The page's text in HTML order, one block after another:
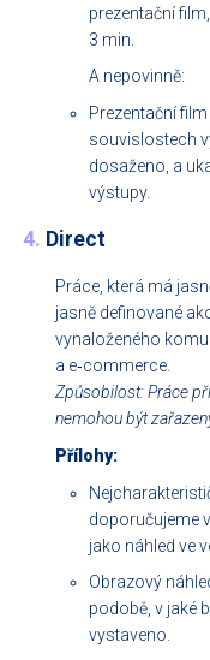
prezentační
3 min.
A nepovinně:
Prezentační
souvislostech
dosaženo, a
výstupy.
4. Direct
Práce, která má
jasně definované
vynaloženého
a e‑commerce.
Způsobilost: Práce
nemohou být
Přílohy:
doporučujeme
jako náhled ve
Obrazový
podobě, v jaké
vystaveno.